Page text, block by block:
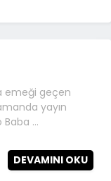
emeği geçen
yayın
Baba …
DEVAMINI OKU